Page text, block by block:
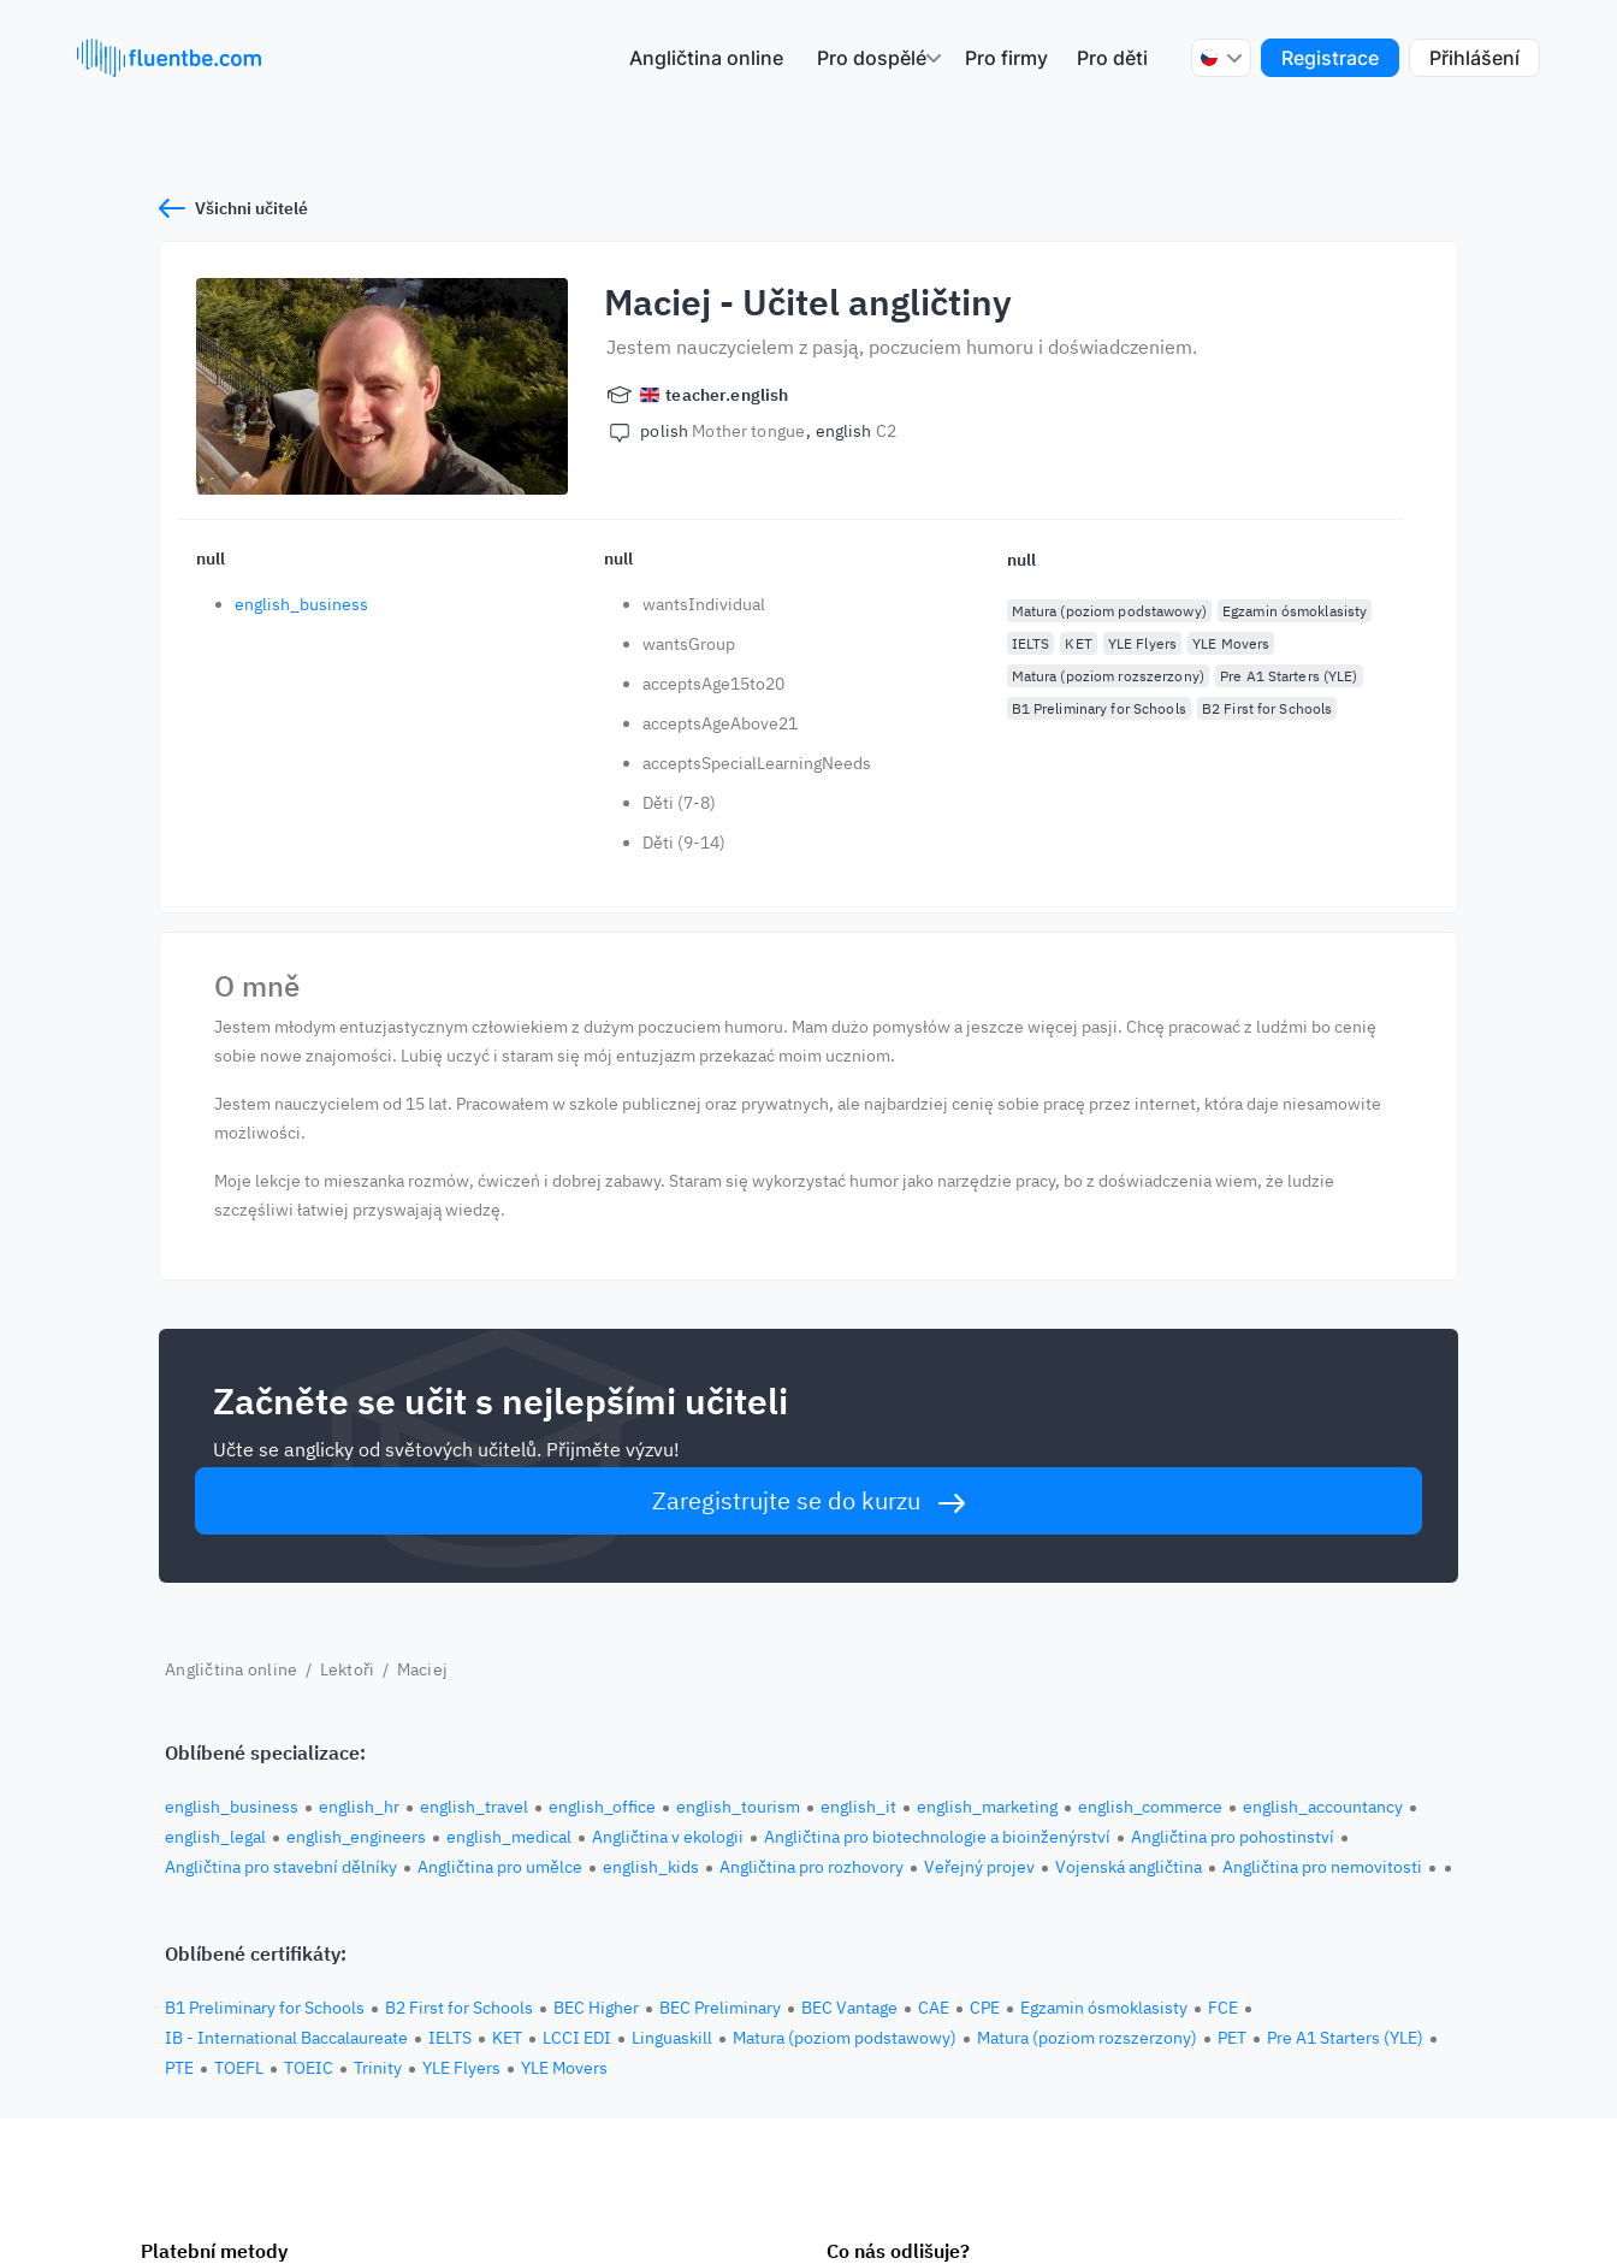
Angličtina online Pro dospělé Pro firmy Pro děti Registrace Přihlášení
Všichni učitelé
Maciej - Učitel angličtiny
Jestem nauczycielem z pasją, poczuciem humoru i doświadczeniem.
teacher.english
polish Mother tongue english C2
null
english_business
null
wantsIndividual
wantsGroup
acceptsAge15to20
acceptsAgeAbove21
acceptsSpecialLearningNeeds
Děti (7-8)
Děti (9-14)
null
Matura (poziom podstawowy)
Egzamin ósmoklasisty
IELTS
KET YLE Flyers
YLE Movers
Matura (poziom rozszerzony)
Pre A1 Starters (YLE)
B1 Preliminary for Schools
B2 First for Schools
O mně
Jestem młodym entuzjastycznym człowiekiem z dużym poczuciem humoru. Mam dużo pomysłów a jeszcze więcej pasji. Chcę pracować z ludźmi bo cenię
sobie nowe znajomości. Lubię uczyć i staram się mój entuzjazm przekazać moim uczniom.
Jestem nauczycielem od 15 lat. Pracowałem w szkole publicznej oraz prywatnych, ale najbardziej cenię sobie pracę przez internet, która daje niesamowite
możliwości.
Moje lekcje to mieszanka rozmów, ćwiczeń i dobrej zabawy. Staram się wykorzystać humor jako narzędzie pracy, bo z doświadczenia wiem, że ludzie
szczęśliwi łatwiej przyswajają wiedzę.
Začněte se učit s nejlepšími učiteli
Učte se anglicky od světových učitelů. Přijměte výzvu!
Zaregistrujte se do kurzu
Angličtina online / Lektoři / Maciej
Oblíbené specializace:
english_business english_hr english_travel english_office english_tourism english_it english_marketing english_commerce
english_accountancy
english_legal
english_engineers english_medical Angličtina v ekologii Angličtina pro biotechnologie a bioinženýrství
Angličtina pro pohostinství
Angličtina pro stavební dělníky
Angličtina pro umělce english_kids Angličtina pro rozhovory Veřejný projev Vojenská angličtina Angličtina pro nemovitosti
Oblíbené certifikáty:
B1 Preliminary for Schools B2 First for Schools BEC Higher BEC Preliminary BEC Vantage CAE CPE Egzamin ósmoklasisty
FCE
IB - International Baccalaureate
IELTS KET LCCI EDI Linguaskill Matura (poziom podstawowy) Matura (poziom rozszerzony) PET
Pre A1 Starters (YLE)
PTE
TOEFL TOEIC Trinity YLE Flyers YLE Movers
Platební metody Co nás odlišuje?